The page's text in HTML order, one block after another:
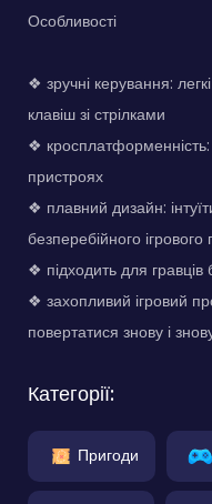
Особливості
❖ зручні керування:
клавіш зі стрілками
❖
пристроях
❖ плавний дизайн:
безперебійного
❖ підходить для гравців
❖ захопливий ігровий
повертатися знову і
Категорії:
Пригоди